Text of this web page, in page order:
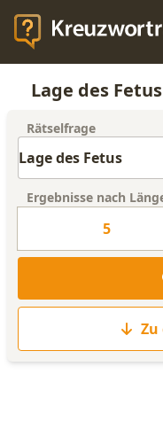
Lage des Fetus
Rätselfrage
Ergebnisse nach
5
Zu